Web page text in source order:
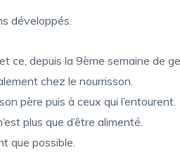
développés.
ce, depuis la 9ème semaine de
chez le nourrisson.
père puis à ceux qui l’entourent.
plus que d’être alimenté.
que possible.